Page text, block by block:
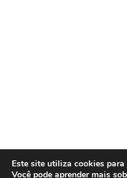
Este site utiliza cookies
Você pode aprender mais